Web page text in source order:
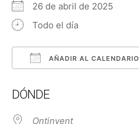
26 de abril de 2025
Todo el día
AÑADIR AL CALENDARIO
DÓNDE
Ontinyent